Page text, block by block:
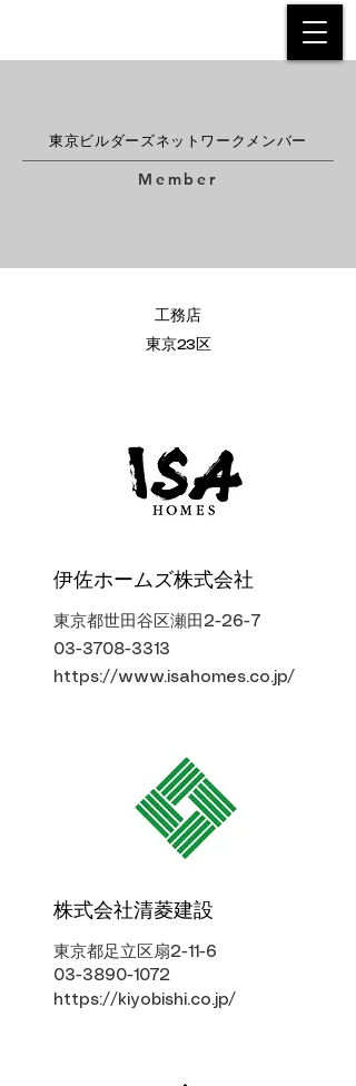
東京ビルダーズネットワークメンバー
Member
工務店
​東京23区
​伊佐ホームズ株式会社
東京都世田谷区瀬田2-26-7
03-3708-3313
https://www.isahomes.co.jp/
株式会社清菱建設
東京都足立区扇2-11-6
03-3890-1072
https://kiyobishi.co.jp/